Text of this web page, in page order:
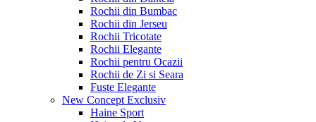
Rochii din Bumbac
Rochii din Jerseu
Rochii Tricotate
Rochii Elegante
Rochii pentru Ocazii
Rochii de Zi si Seara
Fuste Elegante
New Concept Exclusiv
Haine Sport